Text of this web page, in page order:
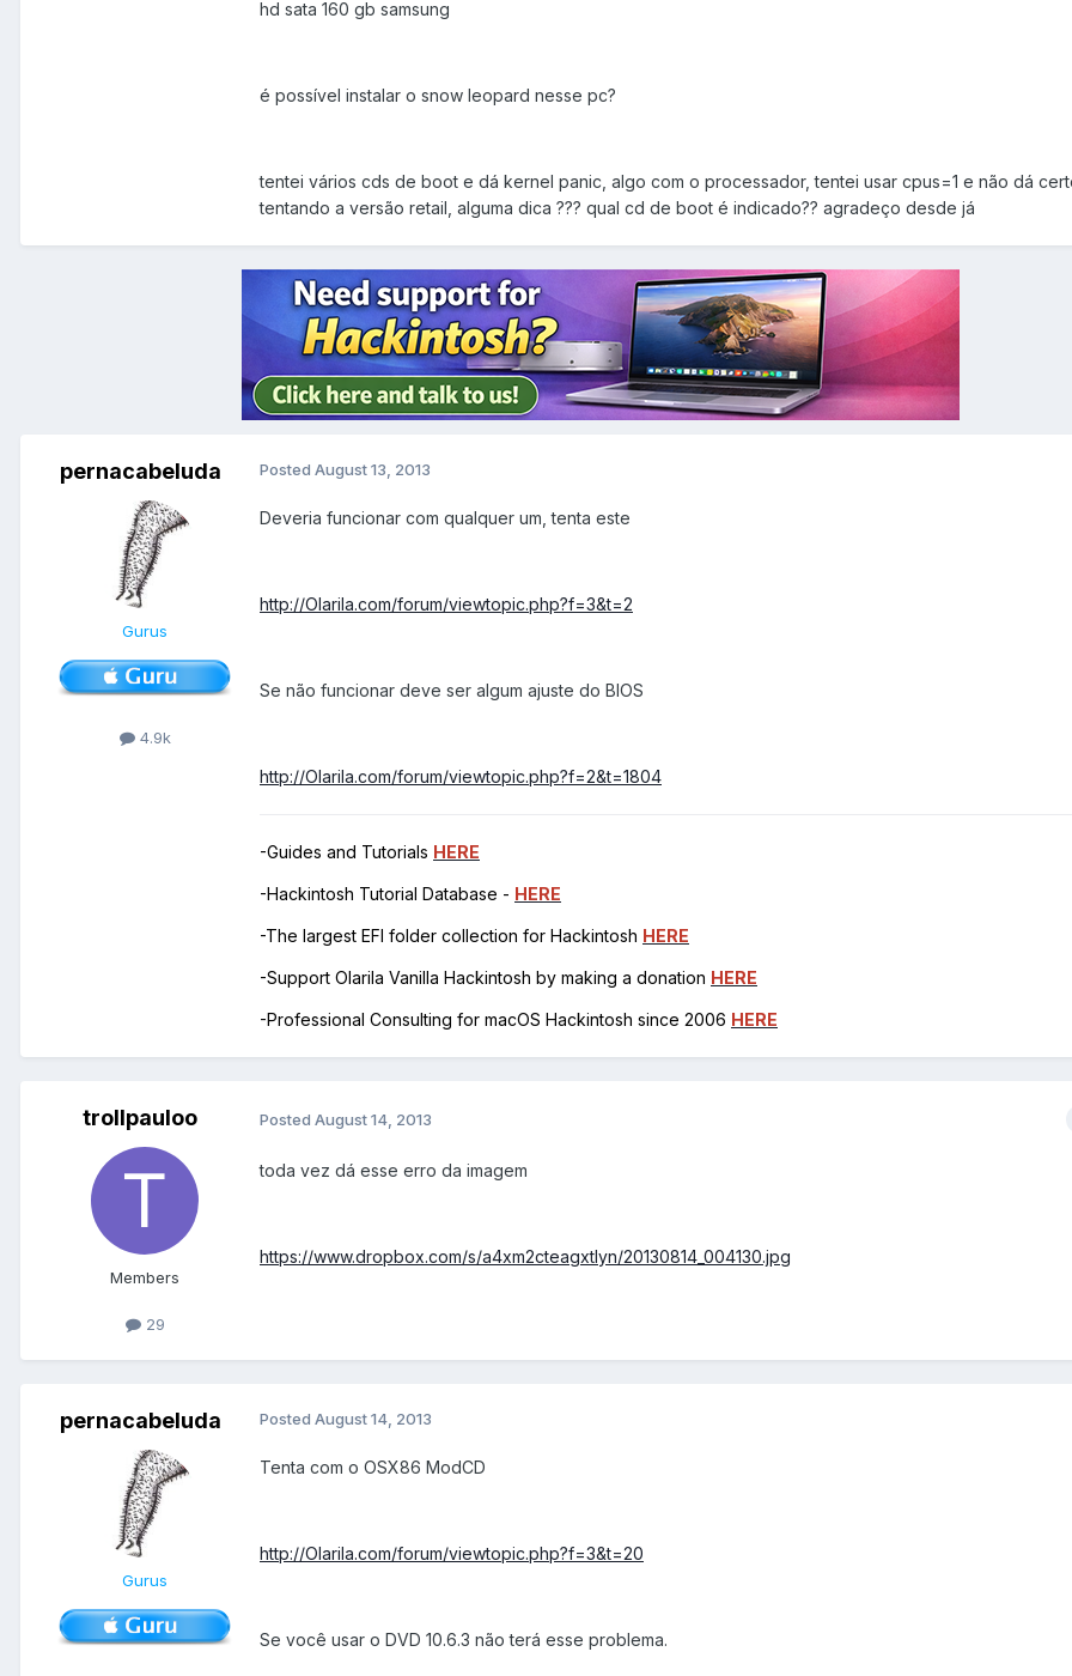
hd sata 160 gb samsung
é possível instalar o snow leopard nesse pc?
tentei vários cds de boot e dá kernel panic, algo com o processador, tentei usar cpus=1 e não dá
tentando a versão retail, alguma dica ??? qual cd de boot é indicado?? agradeço desde já
pernacabeluda
Gurus
4.9k
Posted August 13, 2013
Deveria funcionar com qualquer um, tenta este
http://Olarila.com/forum/viewtopic.php?f=3&t=2
Se não funcionar deve ser algum ajuste do BIOS
http://Olarila.com/forum/viewtopic.php?f=2&t=1804
-Guides and Tutorials HERE
-Hackintosh Tutorial Database - HERE
-The largest EFI folder collection for Hackintosh HERE
-Support Olarila Vanilla Hackintosh by making a donation HERE
-Professional Consulting for macOS Hackintosh since 2006 HERE
trollpauloo
Members
29
Posted August 14, 2013
toda vez dá esse erro da imagem
https://www.dropbox.com/s/a4xm2cteagxtlyn/20130814_004130.jpg
pernacabeluda
Gurus
Posted August 14, 2013
Tenta com o OSX86 ModCD
http://Olarila.com/forum/viewtopic.php?f=3&t=20
Se você usar o DVD 10.6.3 não terá esse problema.